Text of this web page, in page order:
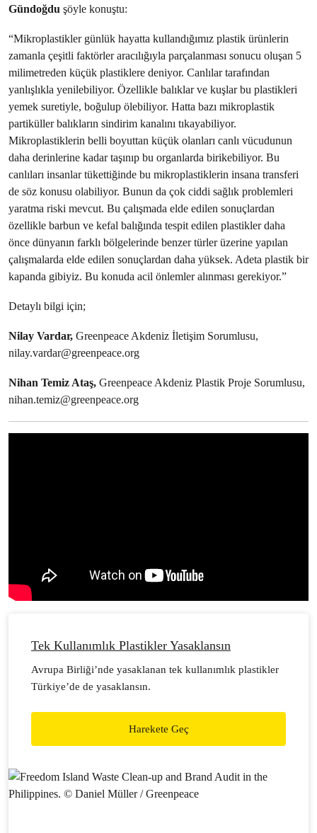
Gündoğdu şöyle konuştu:
“Mikroplastikler günlük hayatta kullandığımız plastik ürünlerin
zamanla çeşitli faktörler aracılığıyla parçalanması sonucu oluşan 5
milimetreden küçük plastiklere deniyor. Canlılar tarafından
yanlışlıkla yenilebiliyor. Özellikle balıklar ve kuşlar bu plastikleri
yemek suretiyle, boğulup ölebiliyor. Hatta bazı mikroplastik
partiküller balıkların sindirim kanalını tıkayabiliyor.
Mikroplastiklerin belli boyuttan küçük olanları canlı vücudunun
daha derinlerine kadar taşınıp bu organlarda birikebiliyor. Bu
canlıları insanlar tükettiğinde bu mikroplastiklerin insana transferi
de söz konusu olabiliyor. Bunun da çok ciddi sağlık problemleri
yaratma riski mevcut. Bu çalışmada elde edilen sonuçlardan
özellikle barbun ve kefal balığında tespit edilen plastikler daha
önce dünyanın farklı bölgelerinde benzer türler üzerine yapılan
çalışmalarda elde edilen sonuçlardan daha yüksek. Adeta plastik bir
kapanda gibiyiz. Bu konuda acil önlemler alınması gerekiyor.”
Detaylı bilgi için;
Nilay Vardar, Greenpeace Akdeniz İletişim Sorumlusu,
nilay.vardar@greenpeace.org
Nihan Temiz Ataş, Greenpeace Akdeniz Plastik Proje Sorumlusu,
nihan.temiz@greenpeace.org
Tek Kullanımlık Plastikler Yasaklansın
Avrupa Birliği’nde yasaklanan tek kullanımlık plastikler
Türkiye’de de yasaklansın.
Harekete Geç